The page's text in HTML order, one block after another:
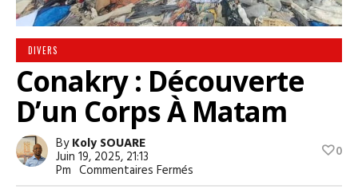
DIVERS
Conakry : Découverte
D’un Corps À Matam
ByKoly SOUARE
Juin 19, 2025, 21:13
Pm Commentaires Fermés
Conakry
0